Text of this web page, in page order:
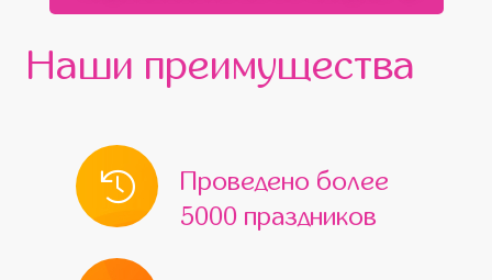
Наши преимущества
Проведено более
5000 праздников